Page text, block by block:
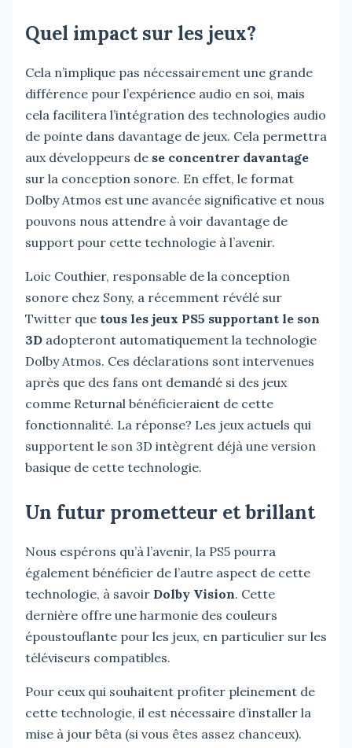
Quel impact sur les jeux?
Cela n’implique pas nécessairement une grande
différence pour l’expérience audio en soi, mais
cela facilitera l’intégration des technologies audio
de pointe dans davantage de jeux. Cela permettra
aux développeurs de se concentrer davantage
sur la conception sonore. En effet, le format
Dolby Atmos est une avancée significative et nous
pouvons nous attendre à voir davantage de
support pour cette technologie à l’avenir.
Loic Couthier, responsable de la conception
sonore chez Sony, a récemment révélé sur
Twitter que tous les jeux PS5 supportant le son
3D adopteront automatiquement la technologie
Dolby Atmos. Ces déclarations sont intervenues
après que des fans ont demandé si des jeux
comme Returnal bénéficieraient de cette
fonctionnalité. La réponse? Les jeux actuels qui
supportent le son 3D intègrent déjà une version
basique de cette technologie.
Un futur prometteur et brillant
Nous espérons qu’à l’avenir, la PS5 pourra
également bénéficier de l’autre aspect de cette
technologie, à savoir Dolby Vision. Cette
dernière offre une harmonie des couleurs
époustouflante pour les jeux, en particulier sur les
téléviseurs compatibles.
Pour ceux qui souhaitent profiter pleinement de
cette technologie, il est nécessaire d’installer la
mise à jour bêta (si vous êtes assez chanceux).